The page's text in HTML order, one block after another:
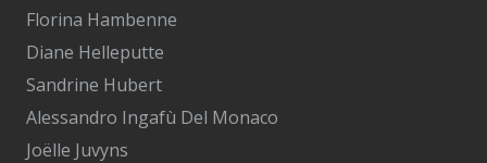
Florina Hambenne
Diane Helleputte
Sandrine Hubert
Alessandro Ingafù Del Monaco
Joëlle Juvyns